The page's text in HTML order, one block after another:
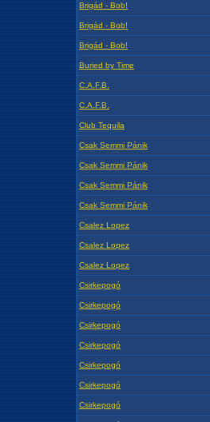
Brigád - Bob!
Brigád - Bob!
Brigád - Bob!
Buried by Time
C.A.F.B.
C.A.F.B.
Club Tequila
Csak Semmi Pánik
Csak Semmi Pánik
Csak Semmi Pánik
Csak Semmi Pánik
Csalez Lopez
Csalez Lopez
Csalez Lopez
Csirkepogó
Csirkepogó
Csirkepogó
Csirkepogó
Csirkepogó
Csirkepogó
Csirkepogó